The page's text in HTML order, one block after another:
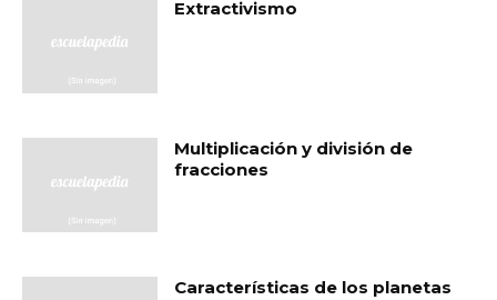
Extractivismo
Multiplicación y división de
fracciones
Características de los planetas